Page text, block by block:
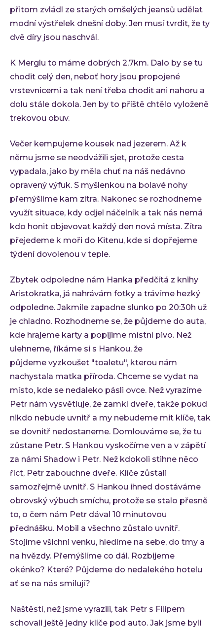
přitom zvládl ze starých omšelých jeansů udělat
modní výstřelek dnešní doby. Jen musí tvrdit, že ty
dvě díry jsou naschvál.
K Merglu to máme dobrých 2,7km. Dalo by se tu
chodit celý den, neboť hory jsou propojené
vrstevnicemi a tak není třeba chodit ani nahoru a
dolu stále dokola. Jen by to příště chtělo vyloženě
trekovou obuv.
Večer kempujeme kousek nad jezerem. Až k
němu jsme se neodvážili sjet, protože cesta
vypadala, jako by měla chuť na náš nedávno
opravený výfuk. S myšlenkou na bolavé nohy
přemýšlíme kam zítra. Nakonec se rozhodneme
využít situace, kdy odjel náčelník a tak nás nemá
kdo honit objevovat každý den nová místa. Zítra
přejedeme k moři do Kitenu, kde si dopřejeme
týdení dovolenou v teple.
Zbytek odpoledne nám Hanka předčítá z knihy
Aristokratka, já nahrávám fotky a trávíme hezký
odpoledne. Jakmile zapadne slunko po 20:30h už
je chladno. Rozhodneme se, že půjdeme do auta,
kde hrajeme karty a popijime místní pivo. Než
ulehneme, říkáme si s Hankou, že
půjdeme vyzkoušet "toaletu", kterou nám
nachystala matka příroda. Chceme se vydat na
místo, kde se nedaleko pásli ovce. Než vyrazíme
Petr nám vysvětluje, že zamkl dveře, takže pokud
nikdo nebude uvnitř a my nebudeme mit klíče, tak
se dovnitř nedostaneme. Domlouváme se, že tu
zůstane Petr. S Hankou vyskočíme ven a v zápětí
za námi Shadow i Petr. Než kdokoli stihne něco
říct, Petr zabouchne dveře. Klíče zůstali
samozřejmě uvnitř. S Hankou ihned dostáváme
obrovský výbuch smíchu, protože se stalo přesně
to, o čem nám Petr dával 10 minutovou
přednášku. Mobil a všechno zůstalo uvnitř.
Stojíme všichni venku, hledíme na sebe, do tmy a
na hvězdy. Přemýšlíme co dál. Rozbijeme
okénko? Které? Půjdeme do nedalekého hotelu
ať se na nás smilují?
Naštěstí, než jsme vyrazili, tak Petr s Filipem
schovali ještě jedny klíče pod auto. Jak jsme byli